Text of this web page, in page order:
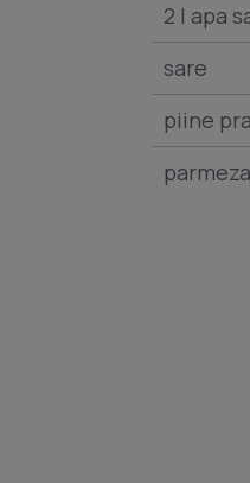
2 l apa
sare
piine